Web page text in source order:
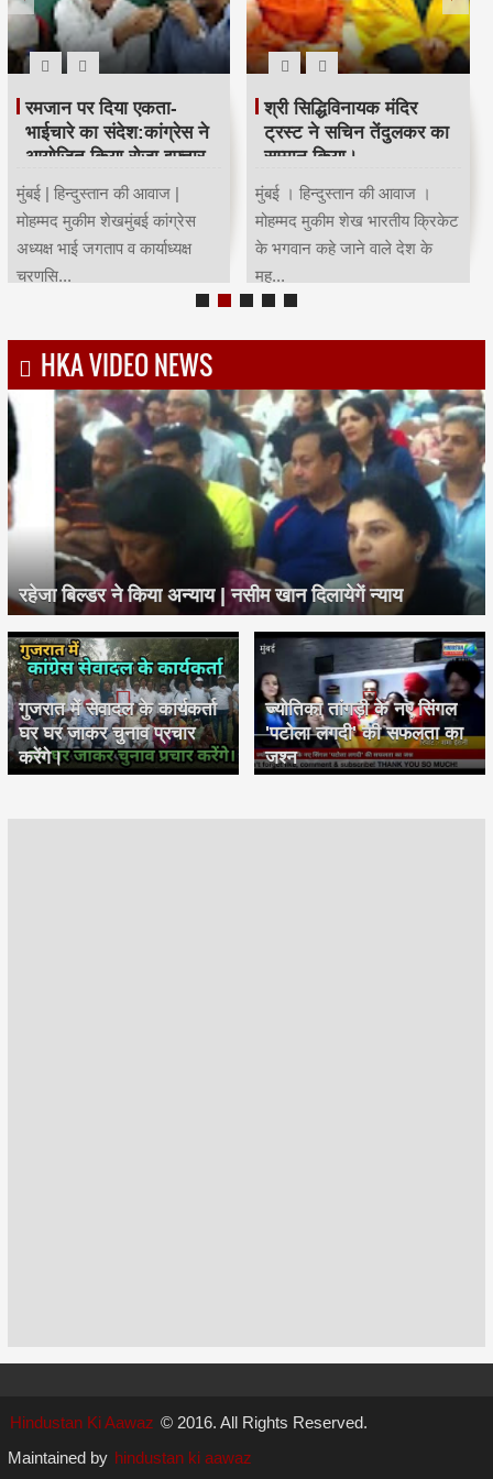
रमजान पर दिया एकता-
भाईचारे का संदेश:कांग्रेस ने
आयोजित किया रोजा इफ्तार
मुंबई | हिन्दुस्तान की आवाज |
मोहम्मद मुकीम शेखमुंबई कांग्रेस
अध्यक्ष भाई जगताप व कार्याध्यक्ष
चरणसि...
श्री सिद्धिविनायक मंदिर
ट्रस्ट ने सचिन तेंदुलकर का
सम्मान किया।
मुंबई । हिन्दुस्तान की आवाज ।
मोहम्मद मुकीम शेख भारतीय क्रिकेट
के भगवान कहे जाने वाले देश के
मह...
HKA VIDEO NEWS
रहेजा बिल्डर ने किया अन्याय | नसीम खान दिलायेगें न्याय
गुजरात में सेवादल के कार्यकर्ता
घर घर जाकर चुनाव प्रचार
करेंगे।
ज्योतिका तांगड़ी के नए सिंगल
'पटोला लगदी' की सफलता का
जश्न
Hindustan Ki Aawaz © 2016. All Rights Reserved.
Maintained by hindustan ki aawaz